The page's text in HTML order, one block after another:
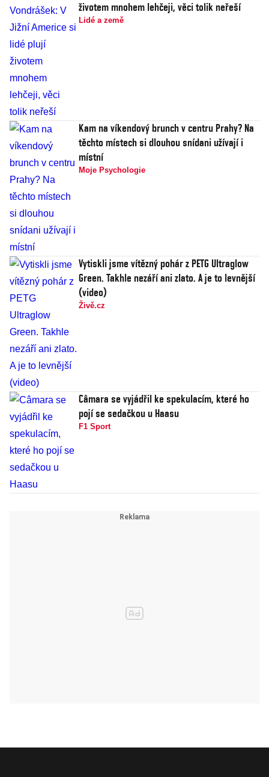
životem mnohem lehčeji, věci tolik neřeší
Lidé a země
Kam na víkendový brunch v centru Prahy? Na
těchto místech si dlouhou snídani užívají i
místní
Moje Psychologie
Vytiskli jsme vítězný pohár z PETG Ultraglow
Green. Takhle nezáří ani zlato. A je to levnější
(video)
Živě.cz
Câmara se vyjádřil ke spekulacím, které ho
pojí se sedačkou u Haasu
F1 Sport